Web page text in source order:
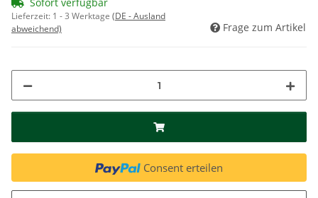
Lieferzeit: 1 - 3 Werktage (DE - Ausland
abweichend)
Frage zum Artikel
Consent erteilen